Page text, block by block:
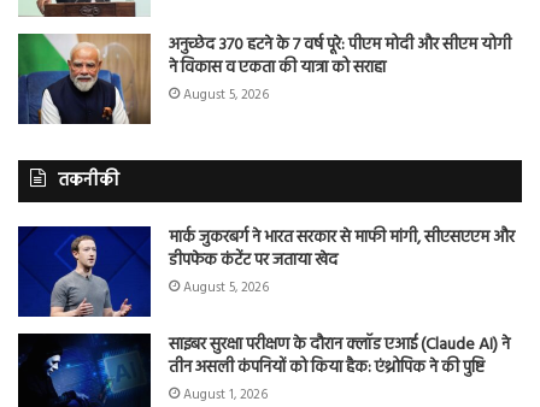
अनुच्छेद 370 हटने के 7 वर्ष पूरे: पीएम मोदी और सीएम योगी
ने विकास व एकता की यात्रा को सराहा
August 5, 2026
तकनीकी
मार्क जुकरबर्ग ने भारत सरकार से माफी मांगी, सीएसएएम और
डीपफेक कंटेंट पर जताया खेद
August 5, 2026
साइबर सुरक्षा परीक्षण के दौरान क्लॉड एआई (Claude AI) ने
तीन असली कंपनियों को किया हैक: एंथ्रोपिक ने की पुष्टि
August 1, 2026